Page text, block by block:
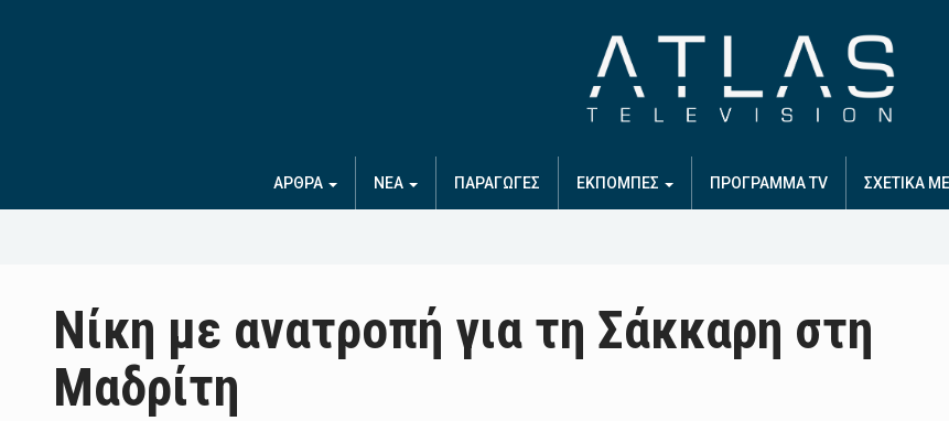
ΑΡΘΡΑ ΝΕΑ ΠΑΡΑΓΩΓΕΣ ΕΚΠΟΜΠΕΣ ΠΡΟΓΡΑΜΜΑ TV ΣΧΕΤΙΚΑ
Νίκη με ανατροπή για τη Σάκκαρη στη
Μαδρίτη